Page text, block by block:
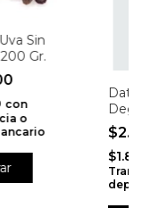
Sin
Gr.
con
o